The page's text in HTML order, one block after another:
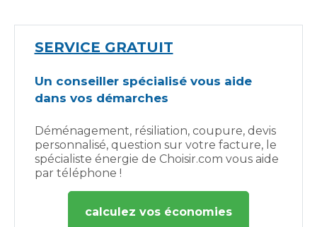
SERVICE GRATUIT
Un conseiller spécialisé vous aide
dans vos démarches
Déménagement, résiliation, coupure, devis
personnalisé, question sur votre facture, le
spécialiste énergie de Choisir.com vous aide
par téléphone !
calculez vos économies